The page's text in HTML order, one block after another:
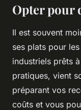
Opter pour
Il est souvent
ses plats pour
industriels prêts
pratiques, vient
préparant vos
coûts et vous